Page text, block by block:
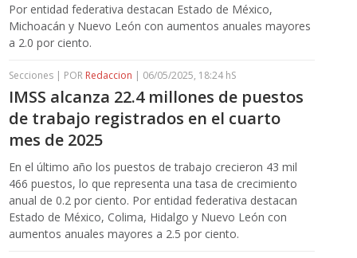
Por entidad federativa destacan Estado de México,
Michoacán y Nuevo León con aumentos anuales mayores
a 2.0 por ciento.
Secciones | POR Redaccion | 06/05/2025, 18:24 hS
IMSS alcanza 22.4 millones de puestos
de trabajo registrados en el cuarto
mes de 2025
En el último año los puestos de trabajo crecieron 43 mil
466 puestos, lo que representa una tasa de crecimiento
anual de 0.2 por ciento. Por entidad federativa destacan
Estado de México, Colima, Hidalgo y Nuevo León con
aumentos anuales mayores a 2.5 por ciento.